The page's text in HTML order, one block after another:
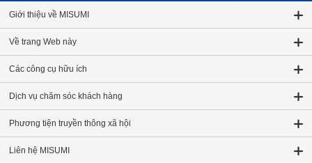
Giới thiệu về MISUMI
Về trang Web này
Các công cụ hữu ích
Dịch vụ chăm sóc khách hàng
Phương tiện truyền thông xã hội
Liên hệ MISUMI